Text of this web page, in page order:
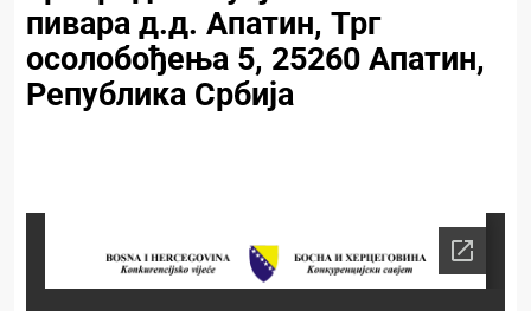
пивара д.д. Апатин, Трг
осолобођења 5, 25260 Апатин,
Република Србија